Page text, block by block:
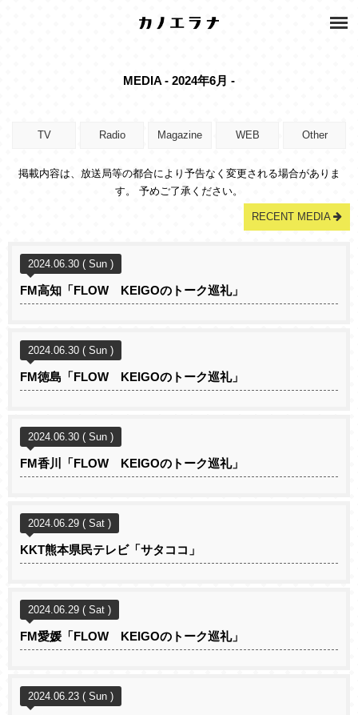
MEDIA - 2024年6月 -
TV Radio Magazine WEB Other
掲載内容は、放送局等の都合により予告なく変更される場合がありま
す。 予めご了承ください。
RECENT MEDIA
2024.06.30 ( Sun )
FM高知「FLOW KEIGOのトーク巡礼」
2024.06.30 ( Sun )
FM徳島「FLOW KEIGOのトーク巡礼」
2024.06.30 ( Sun )
FM香川「FLOW KEIGOのトーク巡礼」
2024.06.29 ( Sat )
KKT熊本県民テレビ「サタココ」
2024.06.29 ( Sat )
FM愛媛「FLOW KEIGOのトーク巡礼」
2024.06.23 ( Sun )